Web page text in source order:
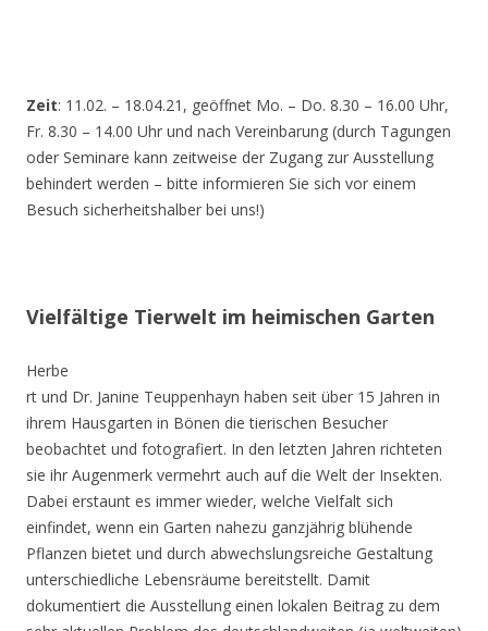
Zeit: 11.02. – 18.04.21, geöffnet Mo. – Do. 8.30 – 16.00 Uhr,
Fr. 8.30 – 14.00 Uhr und nach Vereinbarung (durch Tagungen
oder Seminare kann zeitweise der Zugang zur Ausstellung
behindert werden – bitte informieren Sie sich vor einem
Besuch sicherheitshalber bei uns!)
Vielfältige Tierwelt im heimischen Garten
Herbe
rt und Dr. Janine Teuppenhayn haben seit über 15 Jahren in
ihrem Hausgarten in Bönen die tierischen Besucher
beobachtet und fotografiert. In den letzten Jahren richteten
sie ihr Augenmerk vermehrt auch auf die Welt der Insekten.
Dabei erstaunt es immer wieder, welche Vielfalt sich
einfindet, wenn ein Garten nahezu ganzjährig blühende
Pflanzen bietet und durch abwechslungsreiche Gestaltung
unterschiedliche Lebensräume bereitstellt. Damit
dokumentiert die Ausstellung einen lokalen Beitrag zu dem